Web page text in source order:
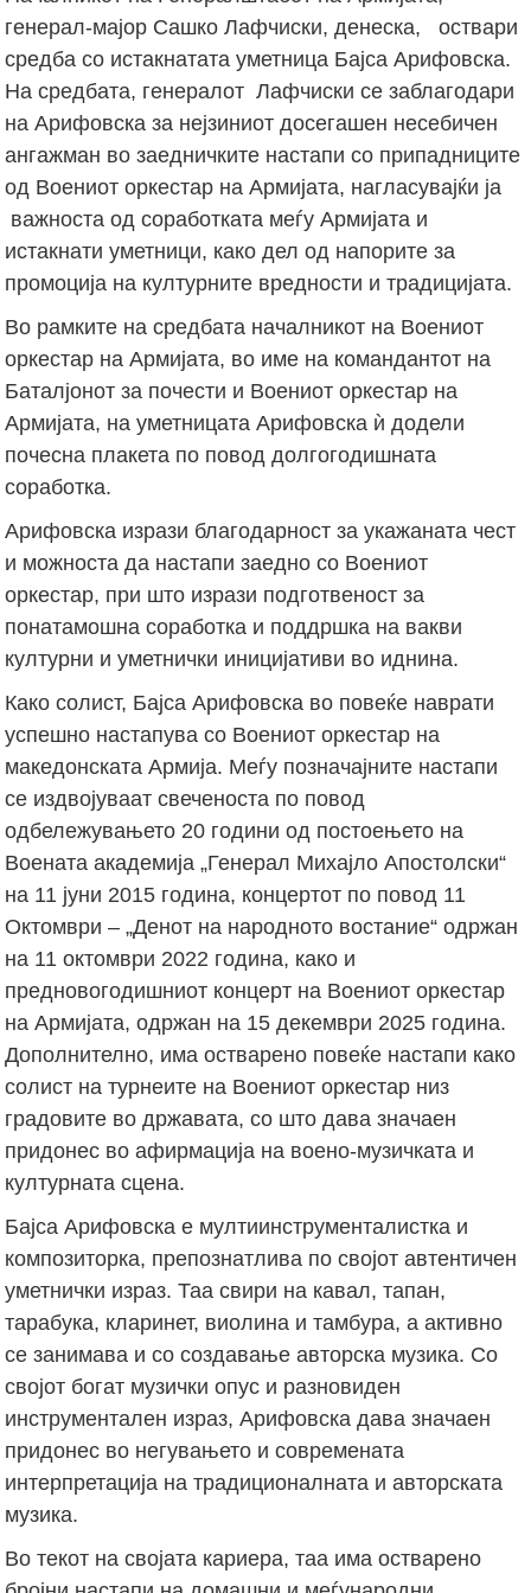
генерал-мајор Сашко Лафчиски, денеска, оствари
средба со истакнатата уметница Бајса Арифовска.
На средбата, генералот Лафчиски се заблагодари
на Арифовска за нејзиниот досегашен несебичен
ангажман во заедничките настапи со припадниците
од Воениот оркестар на Армијата, нагласувајќи ја
важноста од соработката меѓу Армијата и
истакнати уметници, како дел од напорите за
промоција на културните вредности и традицијата.
Во рамките на средбата началникот на Воениот
оркестар на Армијата, во име на командантот на
Баталјонот за почести и Воениот оркестар на
Армијата, на уметницата Арифовска ѝ додели
почесна плакета по повод долгогодишната
соработка.
Арифовска изрази благодарност за укажаната чест
и можноста да настапи заедно со Воениот
оркестар, при што изрази подготвеност за
понатамошна соработка и поддршка на вакви
културни и уметнички иницијативи во иднина.
Како солист, Бајса Арифовска во повеќе наврати
успешно настапува со Воениот оркестар на
македонската Армија. Меѓу позначајните настапи
се издвојуваат свеченоста по повод
одбележувањето 20 години од постоењето на
Воената академија „Генерал Михајло Апостолски“
на 11 јуни 2015 година, концертот по повод 11
Октомври – „Денот на народното востание“ одржан
на 11 октомври 2022 година, како и
предновогодишниот концерт на Воениот оркестар
на Армијата, одржан на 15 декември 2025 година.
Дополнително, има остварено повеќе настапи како
солист на турнеите на Воениот оркестар низ
градовите во државата, со што дава значаен
придонес во афирмација на воено-музичката и
културната сцена.
Бајса Арифовска е мултиинструменталистка и
композиторка, препознатлива по својот автентичен
уметнички израз. Таа свири на кавал, тапан,
тарабука, кларинет, виолина и тамбура, а активно
се занимава и со создавање авторска музика. Со
својот богат музички опус и разновиден
инструментален израз, Арифовска дава значаен
придонес во негувањето и современата
интерпретација на традиционалната и авторската
музика.
Во текот на својата кариера, таа има остварено